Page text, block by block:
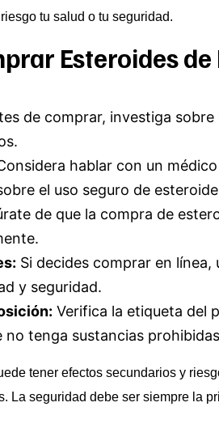
tu salud o tu seguridad.
Esteroides
de comprar, investiga
hablar con un
el uso seguro de
de que la compra de
Si decides comprar en
y seguridad.
Verifica la etiqueta del
no tenga sustancias
tener efectos secundarios y
La seguridad debe ser siempre la